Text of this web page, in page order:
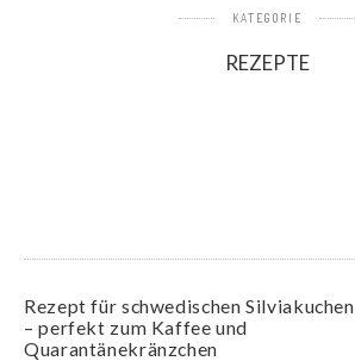
KATEGORIE
REZEPTE
Rezept für schwedischen Silviakuchen
– perfekt zum Kaffee und
Quarantänekränzchen